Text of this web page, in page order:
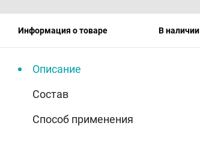
Информация о товаре В наличии
Описание
Состав
Способ применения